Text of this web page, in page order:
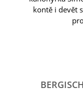
kontě i devět